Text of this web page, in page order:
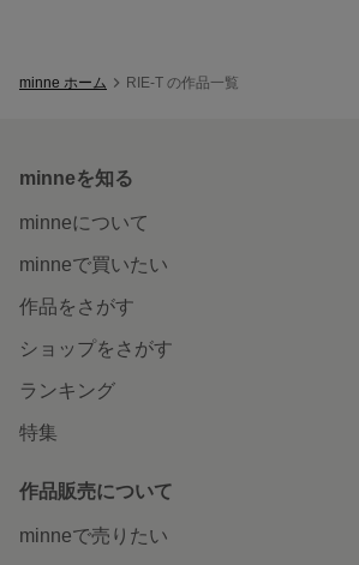
minne ホーム RIE-T の作品一覧
minneを知る
minneについて
minneで買いたい
作品をさがす
ショップをさがす
ランキング
特集
作品販売について
minneで売りたい